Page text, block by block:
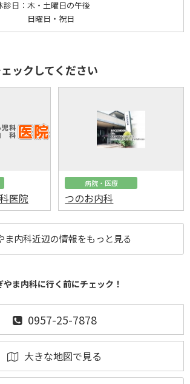
診日： 木・土曜日の午後
日曜日・祝日
ックしてください
医院
病院・医療
つのお内科
ま内科近辺の情報をもっと見る
やま内科に行く前にチェック！
0957-25-7878
大きな地図で見る